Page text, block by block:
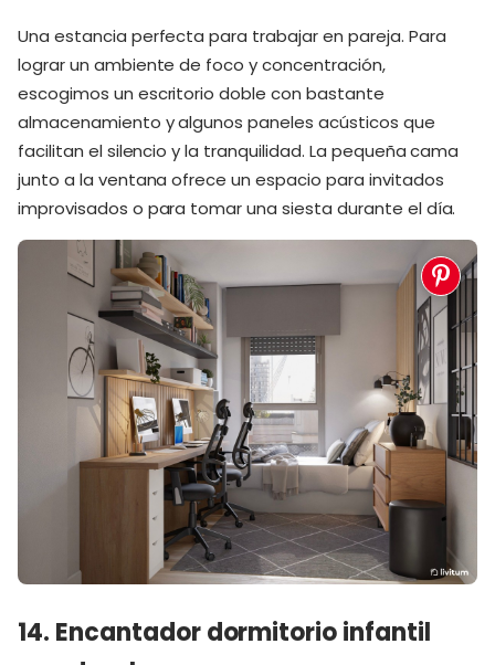
Una estancia perfecta para trabajar en pareja. Para
lograr un ambiente de foco y concentración,
escogimos un escritorio doble con bastante
almacenamiento y algunos paneles acústicos que
facilitan el silencio y la tranquilidad. La pequeña cama
junto a la ventana ofrece un espacio para invitados
improvisados o para tomar una siesta durante el día.
14. Encantador dormitorio infantil